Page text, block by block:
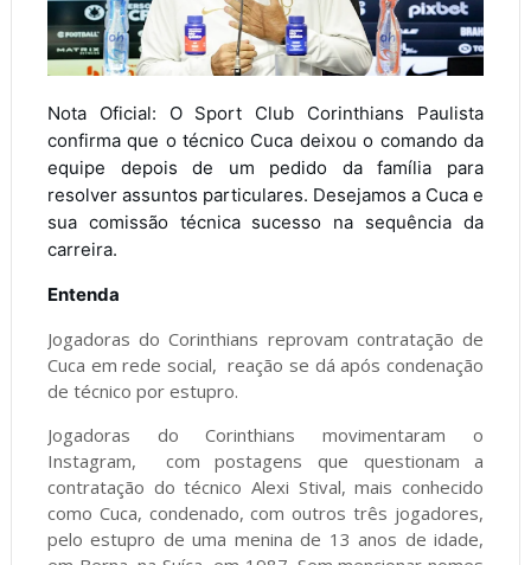
Nota Oficial: O Sport Club Corinthians Paulista
confirma que o técnico Cuca deixou o comando da
equipe depois de um pedido da família para
resolver assuntos particulares. Desejamos a Cuca e
sua comissão técnica sucesso na sequência da
carreira.
Entenda
Jogadoras do Corinthians reprovam contratação de
Cuca em rede social, reação se dá após condenação
de técnico por estupro.
Jogadoras do Corinthians movimentaram o
Instagram, com postagens que questionam a
contratação do técnico Alexi Stival, mais conhecido
como Cuca, condenado, com outros três jogadores,
pelo estupro de uma menina de 13 anos de idade,